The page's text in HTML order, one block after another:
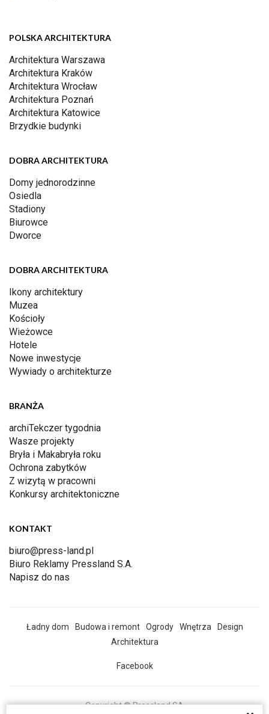
POLSKA ARCHITEKTURA
Architektura Warszawa
Architektura Kraków
Architektura Wrocław
Architektura Poznań
Architektura Katowice
Brzydkie budynki
DOBRA ARCHITEKTURA
Domy jednorodzinne
Osiedla
Stadiony
Biurowce
Dworce
DOBRA ARCHITEKTURA
Ikony architektury
Muzea
Kościoły
Wieżowce
Hotele
Nowe inwestycje
Wywiady o architekturze
BRANŻA
archiTekczer tygodnia
Wasze projekty
Bryła i Makabryła roku
Ochrona zabytków
Z wizytą w pracowni
Konkursy architektoniczne
KONTAKT
biuro@press-land.pl
Biuro Reklamy Pressland S.A.
Napisz do nas
Ładny dom Budowa i remont Ogrody Wnętrza
Design
Architektura
Facebook
Copyright © Pressland SA